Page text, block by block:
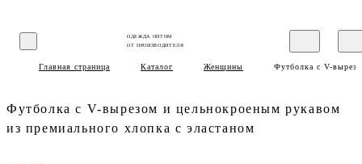
ОДЕЖДА ОПТОМ
ОТ ПРОИЗВОДИТЕЛЯ
Главная страница Каталог Женщины Футболка с V-
Футболка с V-вырезом и цельнокроеным рукавом
из премиального хлопка с эластаном